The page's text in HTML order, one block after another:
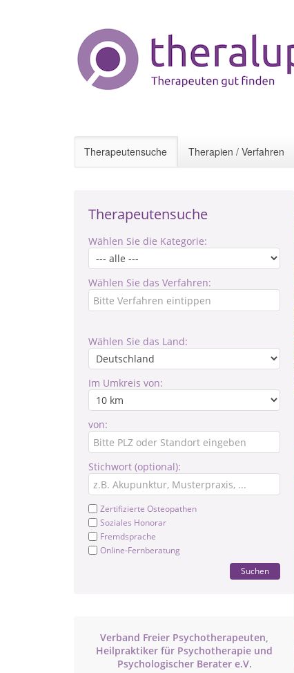
Therapeutensuche Therapien / Verfahren
Therapeutensuche
Wählen Sie die Kategorie:
Wählen Sie das Verfahren:
Wählen Sie das Land:
Im Umkreis von:
von:
Stichwort (optional):
Zertifizierte Osteopathen
Soziales Honorar
Fremdsprache
Online-Fernberatung
Suchen
Verband Freier Psychotherapeuten,
Heilpraktiker für Psychotherapie und
Psychologischer Berater e.V.